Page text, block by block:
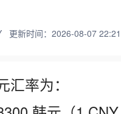
更新时间：2026-08-07
率为：